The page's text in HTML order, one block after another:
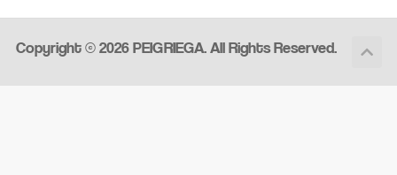
Copyright © 2026 PEIGRIEGA. All Rights Reserved.